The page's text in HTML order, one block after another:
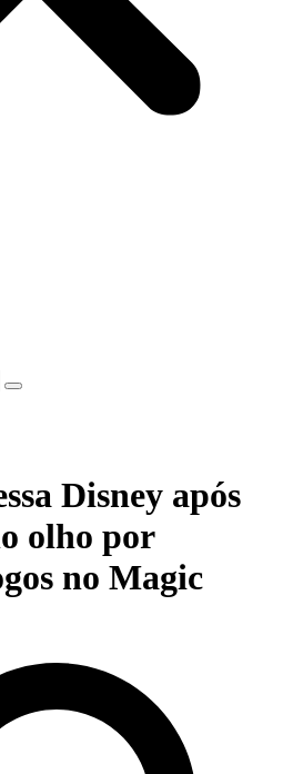
Disney após
olho por
no Magic